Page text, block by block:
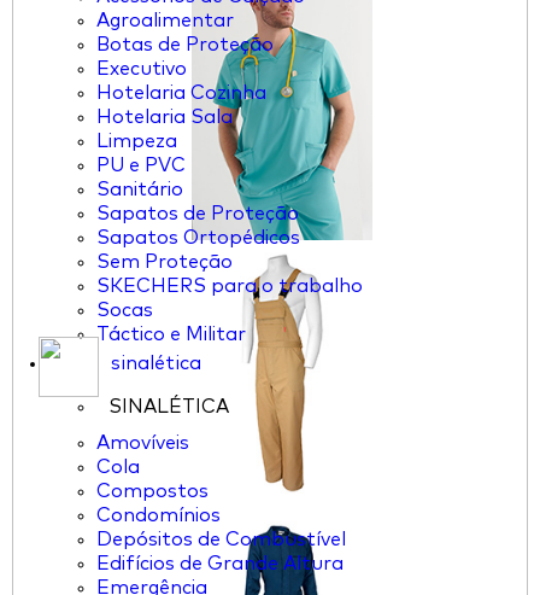
Agroalimentar
Botas de Proteção
Executivo
Hotelaria Cozinha
Hotelaria Sala
Limpeza
PU e PVC
Sanitário
Sapatos de Proteção
Sapatos Ortopédicos
Sem Proteção
SKECHERS para o trabalho
Socas
Táctico e Militar
sinalética
SINALÉTICA
Amovíveis
Cola
Compostos
Condomínios
Depósitos de Combustível
Edifícios de Grande Altura
Emergência